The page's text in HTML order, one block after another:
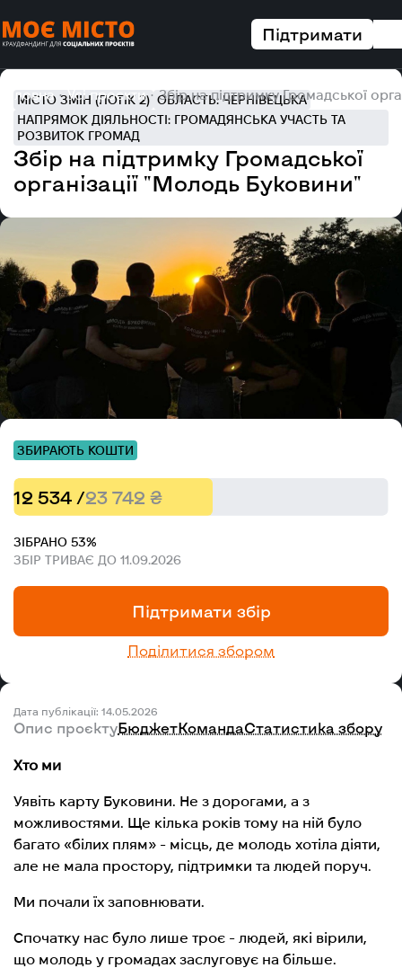
Підтримати
Головна Усі проєкти Збір на підтримку Громадської
МІСТО ЗМІН (ПОТІК 2) ОБЛАСТЬ: ЧЕРНІВЕЦЬКА
НАПРЯМОК ДІЯЛЬНОСТІ: ГРОМАДЯНСЬКА УЧАСТЬ ТА
РОЗВИТОК ГРОМАД
Збір на підтримку Громадської
організації "Молодь Буковини"
ЗБИРАЮТЬ КОШТИ
12 534 /23 742 ₴
ЗІБРАНО 53%
ЗБІР ТРИВАЄ ДО 11.09.2026
Підтримати збір
Поділитися збором
Дата публікації: 14.05.2026
Опис проєктуБюджетКомандаСтатистика збору
Хто ми
Уявіть карту Буковини. Не з дорогами, а з
можливостями. Ще кілька років тому на ній було
багато «білих плям» - місць, де молодь хотіла діяти,
але не мала простору, підтримки та людей поруч.
Ми почали їх заповнювати.
Спочатку нас було лише троє - людей, які вірили,
що молодь у громадах заслуговує на більше.